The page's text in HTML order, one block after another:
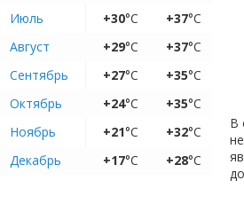
Июль
+30°C +37°C
Август
+29°C +37°C
Сентябрь
+27°C +35°C
Октябрь
+24°C +35°C
Ноябрь
+21°C +32°C
Декабрь
+17°C +28°C
В